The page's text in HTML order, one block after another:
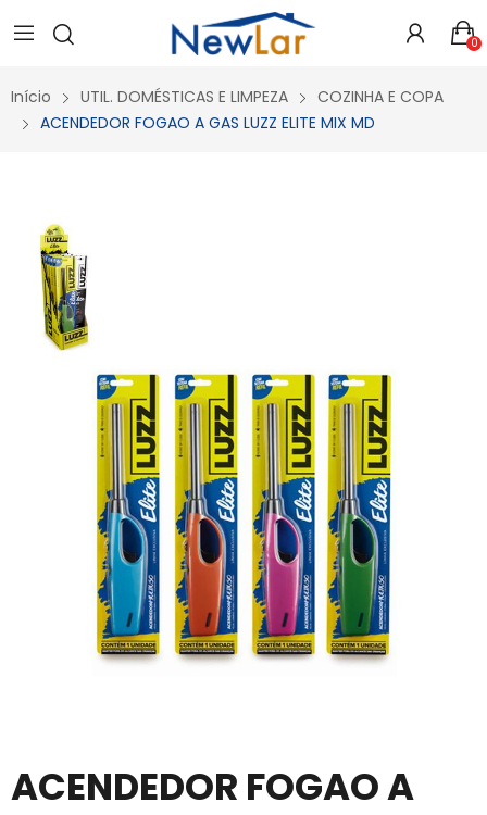
Secure crypto portfolio manager for desktops and mobile -
Visit Ledger Live
- easily manage, stake, and track assets. 0
Início UTIL. DOMÉSTICAS E LIMPEZA
COZINHA E COPA
ACENDEDOR FOGAO A GAS LUZZ ELITE MIX MD
ACENDEDOR FOGAO A